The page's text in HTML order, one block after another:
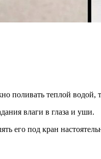
поливать теплой водой,
влаги в глаза и уши.
его под кран